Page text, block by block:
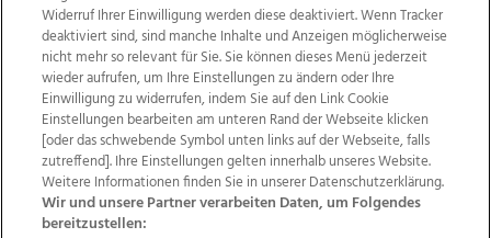
Wir über uns Mediadaten Kontakt
Jobs
Datenschutz
Impressum
AGB Anzeigekunden
AGB Website
Ehrenkodex Politische Werbung
Widerruf Ihrer Einwilligung werden diese deaktiviert. Wenn Tracker
deaktiviert sind, sind manche Inhalte und Anzeigen möglicherweise
nicht mehr so relevant für Sie. Sie können dieses Menü jederzeit
wieder aufrufen, um Ihre Einstellungen zu ändern oder Ihre
Einwilligung zu widerrufen, indem Sie auf den Link Cookie
Einstellungen bearbeiten am unteren Rand der Webseite klicken
[oder das schwebende Symbol unten links auf der Webseite, falls
zutreffend]. Ihre Einstellungen gelten innerhalb unseres Website.
Weitere Informationen finden Sie in unserer Datenschutzerklärung.
Wir und unsere Partner verarbeiten Daten, um Folgendes
bereitzustellen: